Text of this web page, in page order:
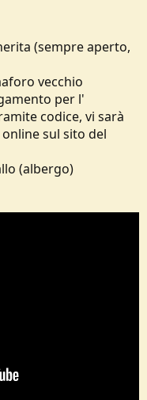
(sempre aperto,
vecchio
per l'
codice, vi sarà
sul sito del
(albergo)